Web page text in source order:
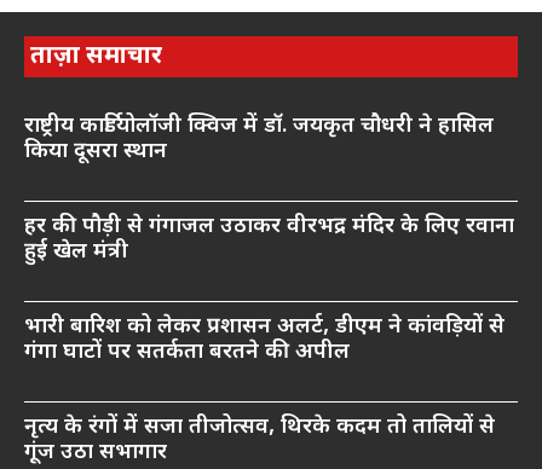
ताज़ा समाचार
राष्ट्रीय कार्डियोलॉजी क्विज में डॉ. जयकृत चौधरी ने हासिल
किया दूसरा स्थान
हर की पौड़ी से गंगाजल उठाकर वीरभद्र मंदिर के लिए रवाना
हुई खेल मंत्री
भारी बारिश को लेकर प्रशासन अलर्ट, डीएम ने कांवड़ियों से
गंगा घाटों पर सतर्कता बरतने की अपील
नृत्य के रंगों में सजा तीजोत्सव, थिरके कदम तो तालियों से
गूंज उठा सभागार